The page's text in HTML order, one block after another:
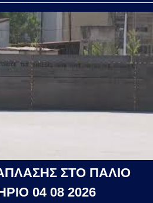
ΣΤΟ ΠΑΛΙΟ
04 08 2026